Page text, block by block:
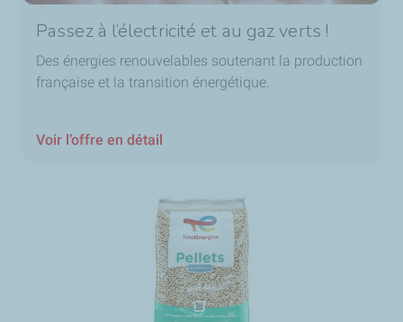
Passez à l’électricité et au gaz verts !
Des énergies renouvelables soutenant la production
française et la transition énergétique.
Voir l’offre en détail